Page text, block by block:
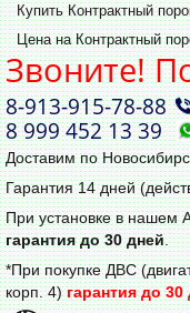
Купить Контрактный
Цена на Контрактный
Звоните!
8‑913‑915‑78‑88
8 999 452 13 39
Доставим по
Гарантия 14 дней
При установке в нашем
гарантия до 30 дней.
*При покупке ДВС
корп. 4)гарантия до 30